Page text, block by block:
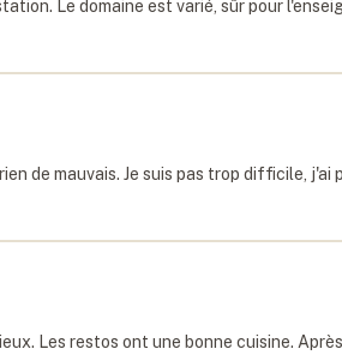
Le domaine est varié, sûr pour
de mauvais. Je suis pas trop difficile, j'ai
Les restos ont une bonne cuisine.